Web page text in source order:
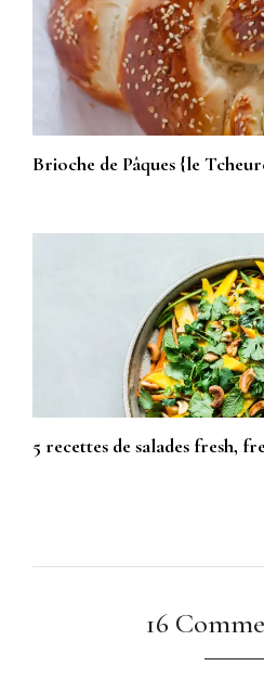
Brioche de Pâques {le
5 recettes de salades fresh,
16